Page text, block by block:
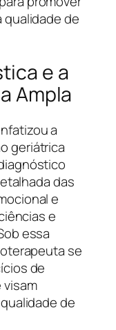
qualidade de
e a
Ampla
a
geriátrica
das
e
e
essa
se
de
de